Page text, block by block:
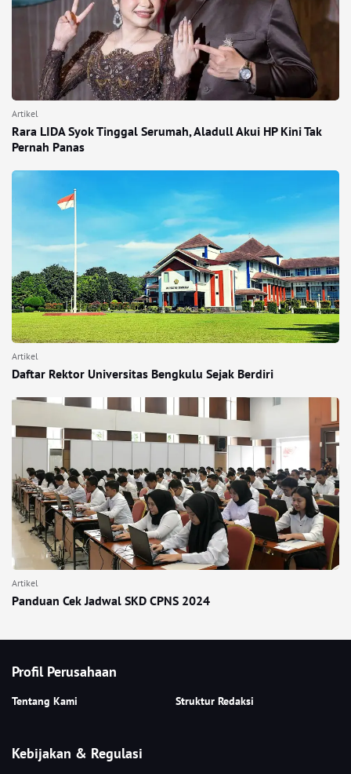
Artikel
Rara LIDA Syok Tinggal Serumah, Aladull Akui HP Kini Tak
Pernah Panas
Artikel
Daftar Rektor Universitas Bengkulu Sejak Berdiri
Artikel
Panduan Cek Jadwal SKD CPNS 2024
Profil Perusahaan
Tentang Kami Struktur Redaksi
Kebijakan & Regulasi